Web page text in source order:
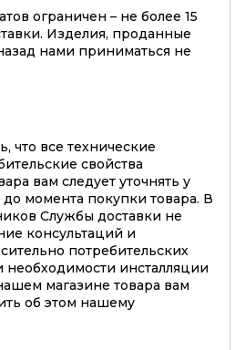
ограничен – не более 15
Изделия, проданные
нами приниматься не
что все технические
свойства
вам следует уточнять у
момента покупки товара. В
Службы доставки не
консультаций и
потребительских
необходимости инсталляции
магазине товара вам
об этом нашему